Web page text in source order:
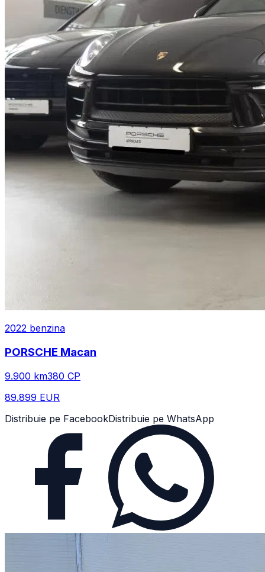
2022 benzina
PORSCHE Macan
9.900 km380 CP
89.899 EUR
Distribuie pe FacebookDistribuie pe WhatsApp